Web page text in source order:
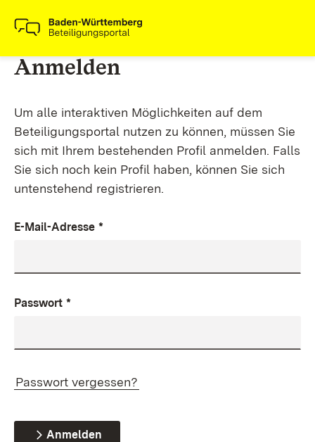
Anmelden
Um alle interaktiven Möglichkeiten auf dem
Beteiligungsportal nutzen zu können, müssen Sie
sich mit Ihrem bestehenden Profil anmelden. Falls
Sie sich noch kein Profil haben, können Sie sich
untenstehend registrieren.
E-Mail-Adresse *
Passwort *
Passwort vergessen?
Anmelden